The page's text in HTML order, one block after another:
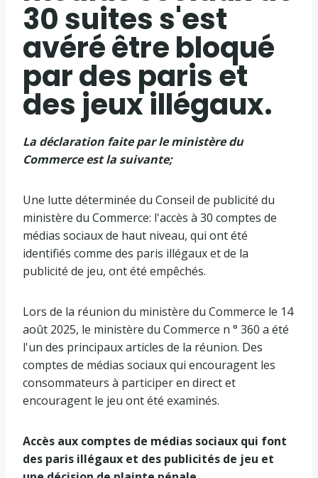
30 suites s'est
avéré être bloqué
par des paris et
des jeux illégaux.
La déclaration faite par le ministère du
Commerce est la suivante;
Une lutte déterminée du Conseil de publicité du
ministère du Commerce: l'accès à 30 comptes de
médias sociaux de haut niveau, qui ont été
identifiés comme des paris illégaux et de la
publicité de jeu, ont été empêchés.
Lors de la réunion du ministère du Commerce le 14
août 2025, le ministère du Commerce n ° 360 a été
l'un des principaux articles de la réunion. Des
comptes de médias sociaux qui encouragent les
consommateurs à participer en direct et
encouragent le jeu ont été examinés.
Accès aux comptes de médias sociaux qui font
des paris illégaux et des publicités de jeu et